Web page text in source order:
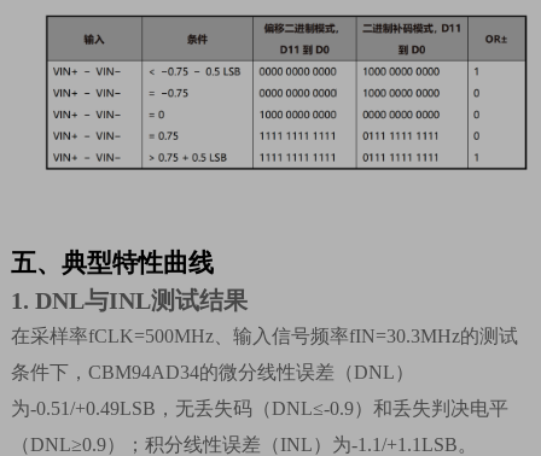
五、 典型特性曲线
1. DNL与INL测试结果
在采样率fCLK=500MHz、输入信号频率fIN=30.3MHz的测试
条件下， CBM94AD34的微分线性误差（DNL）
为-0.51/+0.49LSB ，无丢失码（DNL≤-0.9）和丢失判决电平
（DNL≥0.9）；积分线性误差（INL）为-1.1/+1.1LSB。